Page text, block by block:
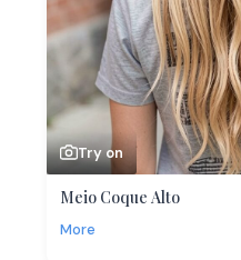
Try on
Meio Coque Alto
More